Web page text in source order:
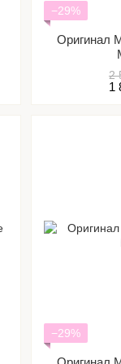
−29%
Оригинал
2
1
−29%